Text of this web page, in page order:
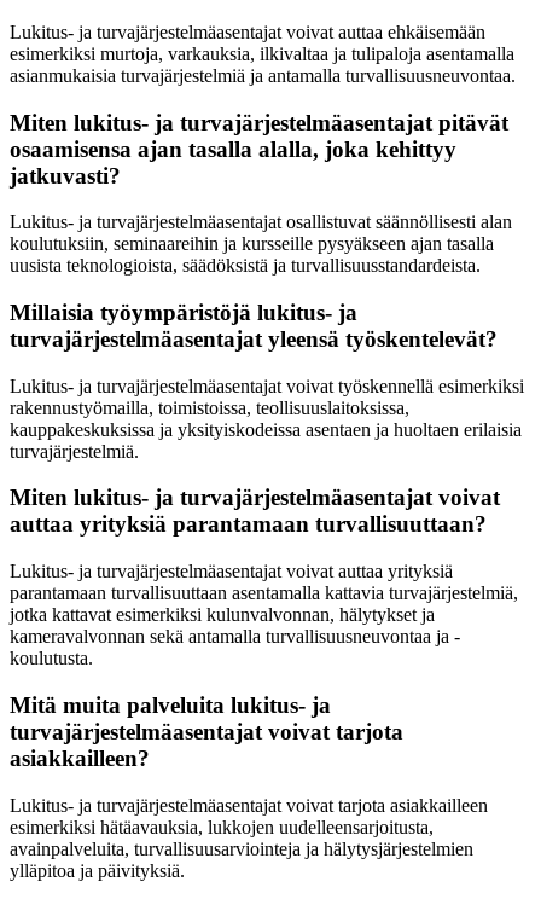
Lukitus- ja turvajärjestelmäasentajat voivat auttaa ehkäisemään
esimerkiksi murtoja, varkauksia, ilkivaltaa ja tulipaloja asentamalla
asianmukaisia turvajärjestelmiä ja antamalla turvallisuusneuvontaa.
Miten lukitus- ja turvajärjestelmäasentajat pitävät
osaamisensa ajan tasalla alalla, joka kehittyy
jatkuvasti?
Lukitus- ja turvajärjestelmäasentajat osallistuvat säännöllisesti alan
koulutuksiin, seminaareihin ja kursseille pysyäkseen ajan tasalla
uusista teknologioista, säädöksistä ja turvallisuusstandardeista.
Millaisia työympäristöjä lukitus- ja
turvajärjestelmäasentajat yleensä työskentelevät?
Lukitus- ja turvajärjestelmäasentajat voivat työskennellä esimerkiksi
rakennustyömailla, toimistoissa, teollisuuslaitoksissa,
kauppakeskuksissa ja yksityiskodeissa asentaen ja huoltaen erilaisia
turvajärjestelmiä.
Miten lukitus- ja turvajärjestelmäasentajat voivat
auttaa yrityksiä parantamaan turvallisuuttaan?
Lukitus- ja turvajärjestelmäasentajat voivat auttaa yrityksiä
parantamaan turvallisuuttaan asentamalla kattavia turvajärjestelmiä,
jotka kattavat esimerkiksi kulunvalvonnan, hälytykset ja
kameravalvonnan sekä antamalla turvallisuusneuvontaa ja -
koulutusta.
Mitä muita palveluita lukitus- ja
turvajärjestelmäasentajat voivat tarjota
asiakkailleen?
Lukitus- ja turvajärjestelmäasentajat voivat tarjota asiakkailleen
esimerkiksi hätäavauksia, lukkojen uudelleensarjoitusta,
avainpalveluita, turvallisuusarviointeja ja hälytysjärjestelmien
ylläpitoa ja päivityksiä.